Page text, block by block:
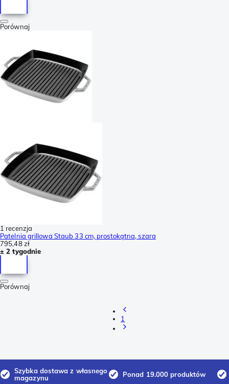
Porównaj
1 recenzja
Patelnia grillowa Staub 33 cm, prostokątna, szara
795,48 zł
± 2 tygodnie
Porównaj
1
Szybka dostawa z własnego
magazynu
Ponad 19.000 produktów